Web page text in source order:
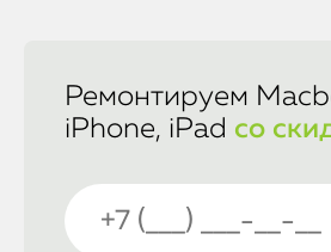
Ремонтируем
iPhone, iPad со